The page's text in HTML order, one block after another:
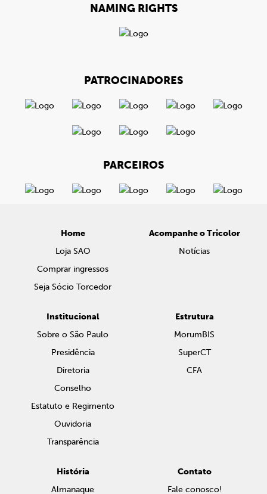
NAMING RIGHTS
PATROCINADORES
PARCEIROS
Home
Loja SAO
Comprar ingressos
Seja Sócio Torcedor
Acompanhe o Tricolor
Notícias
Institucional
Sobre o São Paulo
Presidência
Diretoria
Conselho
Estatuto e Regimento
Ouvidoria
Transparência
Estrutura
MorumBIS
SuperCT
CFA
História
Almanaque
Contato
Fale conosco!